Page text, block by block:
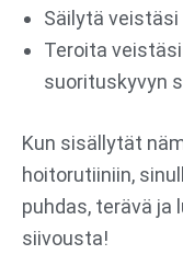
Säilytä
Teroita
suorituskyvyn
Kun sisällytät
hoitorutiiniin,
puhdas, terävä
siivousta!